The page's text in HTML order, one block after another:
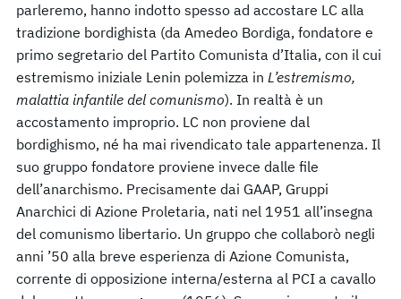
parleremo, hanno indotto spesso ad accostare LC alla
tradizione bordighista (da Amedeo Bordiga, fondatore e
primo segretario del Partito Comunista d’Italia, con il cui
estremismo iniziale Lenin polemizza in L’estremismo,
malattia infantile del comunismo). In realtà è un
accostamento improprio. LC non proviene dal
bordighismo, né ha mai rivendicato tale appartenenza. Il
suo gruppo fondatore proviene invece dalle file
dell’anarchismo. Precisamente dai GAAP, Gruppi
Anarchici di Azione Proletaria, nati nel 1951 all’insegna
del comunismo libertario. Un gruppo che collaborò negli
anni ’50 alla breve esperienza di Azione Comunista,
corrente di opposizione interna/esterna al PCI a cavallo